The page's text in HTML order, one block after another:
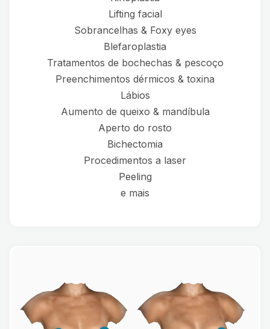
Lifting facial
Sobrancelhas & Foxy eyes
Blefaroplastia
Tratamentos de bochechas & pescoço
Preenchimentos dérmicos & toxina
Lábios
Aumento de queixo & mandíbula
Aperto do rosto
Bichectomia
Procedimentos a laser
Peeling
e mais